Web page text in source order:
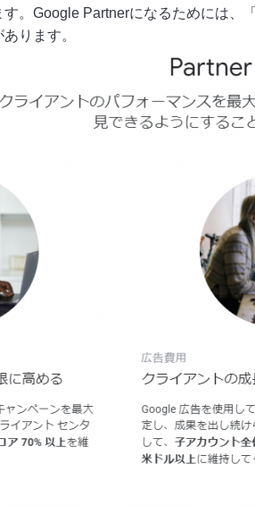
。Google Partnerになるためには
ります。